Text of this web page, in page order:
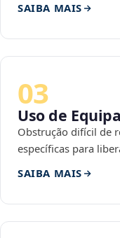
SAIBA MAIS
03
Uso de
Obstrução difícil de
específicas para
SAIBA MAIS